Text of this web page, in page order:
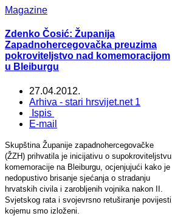
Magazine
Zdenko Čosić: Županija
Zapadnohercegovačka preuzima
pokroviteljstvo nad komemoracijom
u Bleiburgu
27.04.2012.
Arhiva - stari hrsvijet.net 1
Ispis
E-mail
Skupština Županije zapadnohercegovačke
(ŽZH) prihvatila je inicijativu o supokroviteljstvu
komemoracije na Bleiburgu, ocjenjujući kako je
nedopustivo brisanje sjećanja o stradanju
hrvatskih civila i zarobljenih vojnika nakon II.
Svjetskog rata i svojevrsno retuširanje povijesti
kojemu smo izloženi.